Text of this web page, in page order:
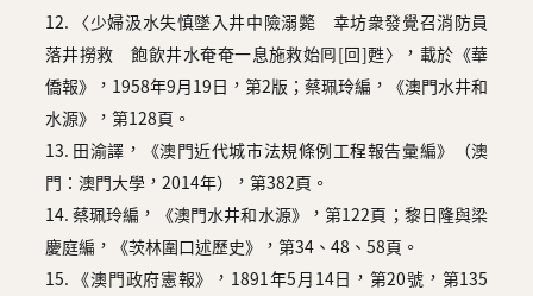
12. 〈少婦汲水失慎墜入井中險溺斃 幸坊衆發覺召消防員
落井撈救 飽飲井水奄奄一息施救始囘[回]甦〉，載於《華
僑報》，1958年9月19日，第2版；蔡珮玲編，《澳門水井和
水源》，第128頁。
13. 田渝譯，《澳門近代城市法規條例工程報告彙編》（澳
門：澳門大學，2014年），第382頁。
14. 蔡珮玲編，《澳門水井和水源》，第122頁；黎日隆與梁
慶庭編，《茨林圍口述歷史》，第34、48、58頁。
15. 《澳門政府憲報》，1891年5月14日，第20號，第135